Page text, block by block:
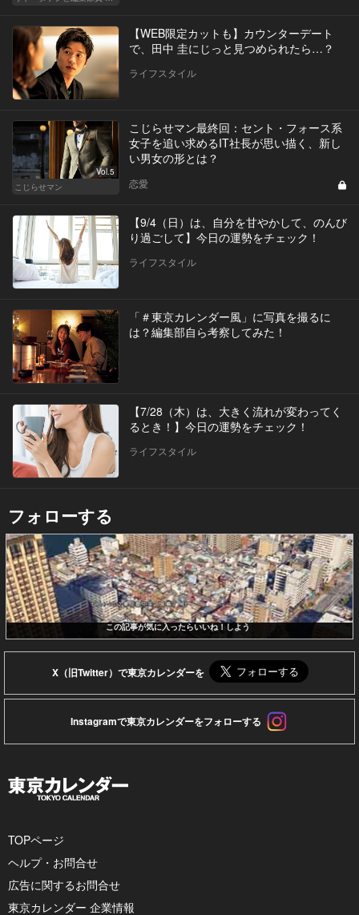
【WEB限定カットも】カウンターデート
で、田中 圭にじっと見つめられたら…？
ライフスタイル
Vol.5
こじらせマン
こじらせマン最終回：セント・フォース系
女子を追い求めるIT社長が思い描く、新し
い男女の形とは？
恋愛
【9/4（日）は、自分を甘やかして、のんび
り過ごして】今日の運勢をチェック！
ライフスタイル
「＃東京カレンダー風」に写真を撮るに
は？編集部自ら考察してみた！
【7/28（木）は、大きく流れが変わってく
るとき！】今日の運勢をチェック！
ライフスタイル
フォローする
この記事が気に入ったらいいね！しよう
X（旧Twitter）で東京カレンダーを
Instagramで東京カレンダーをフォローする
TOPページ
ヘルプ・お問合せ
広告に関するお問合せ
東京カレンダー 企業情報